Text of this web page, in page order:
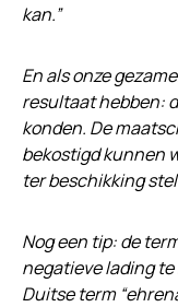
kan.”
En als onze
resultaat hebben:
konden. De
bekostigd kunnen
ter beschikking
Nog een tip: de
negatieve lading te
Duitse term